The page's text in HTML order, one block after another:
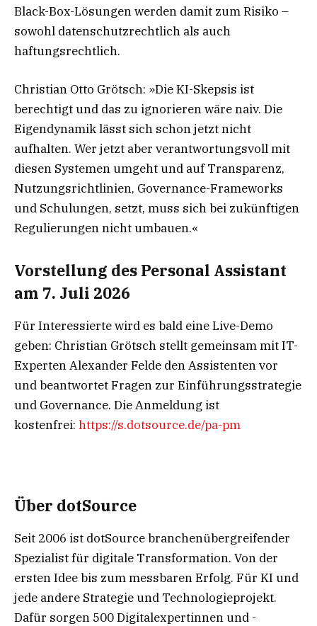
Black-Box-Lösungen werden damit zum Risiko –
sowohl datenschutzrechtlich als auch
haftungsrechtlich.
Christian Otto Grötsch: »Die KI-Skepsis ist
berechtigt und das zu ignorieren wäre naiv. Die
Eigendynamik lässt sich schon jetzt nicht
aufhalten. Wer jetzt aber verantwortungsvoll mit
diesen Systemen umgeht und auf Transparenz,
Nutzungsrichtlinien, Governance-Frameworks
und Schulungen, setzt, muss sich bei zukünftigen
Regulierungen nicht umbauen.«
Vorstellung des Personal Assistant
am 7. Juli 2026
Für Interessierte wird es bald eine Live-Demo
geben: Christian Grötsch stellt gemeinsam mit IT-
Experten Alexander Felde den Assistenten vor
und beantwortet Fragen zur Einführungsstrategie
und Governance. Die Anmeldung ist
kostenfrei: https://s.dotsource.de/pa-pm
Über dotSource
Seit 2006 ist dotSource branchenübergreifender
Spezialist für digitale Transformation. Von der
ersten Idee bis zum messbaren Erfolg. Für KI und
jede andere Strategie und Technologieprojekt.
Dafür sorgen 500 Digitalexpertinnen und -